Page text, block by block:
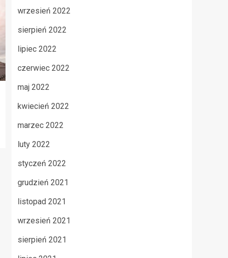
wrzesień 2022
sierpień 2022
lipiec 2022
czerwiec 2022
maj 2022
kwiecień 2022
marzec 2022
luty 2022
styczeń 2022
grudzień 2021
listopad 2021
wrzesień 2021
sierpień 2021